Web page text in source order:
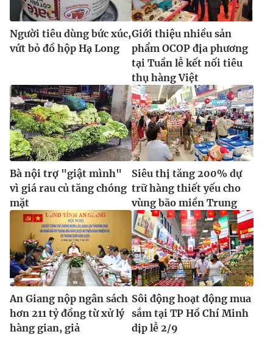
Người tiêu dùng bức xúc,
vứt bỏ đồ hộp Hạ Long
Giới thiệu nhiều sản
phẩm OCOP địa phương
tại Tuần lễ kết nối tiêu
thụ hàng Việt
Bà nội trợ "giật mình"
vì giá rau củ tăng chóng
mặt
Siêu thị tăng 200% dự
trữ hàng thiết yếu cho
vùng bão miền Trung
An Giang nộp ngân sách
hơn 211 tỷ đồng từ xử lý
hàng gian, giả
Sôi động hoạt động mua
sắm tại TP Hồ Chí Minh
dịp lễ 2/9